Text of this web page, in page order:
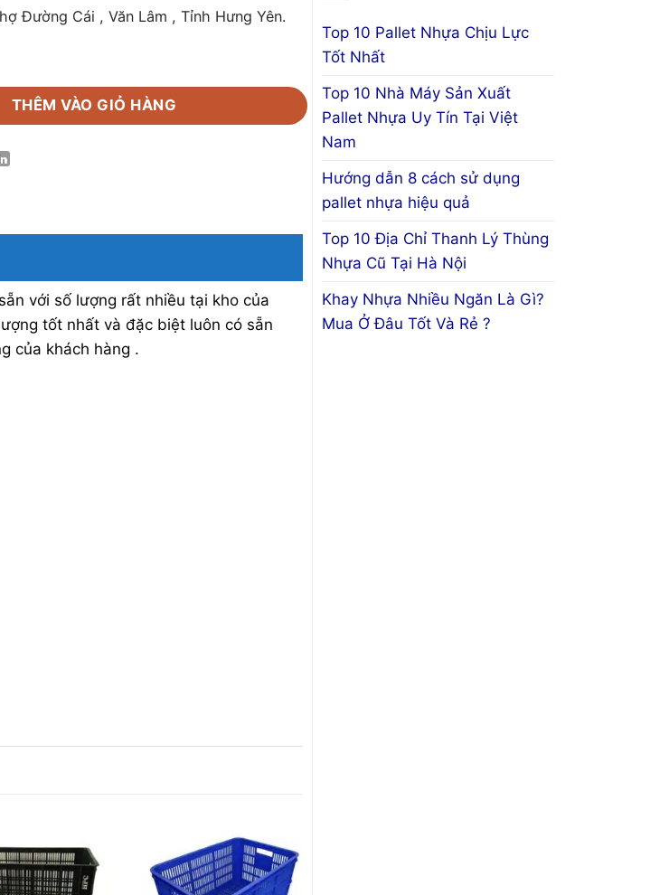
Top 10 Pallet Nhựa Chịu Lực
Tốt Nhất
Top 10 Nhà Máy Sản Xuất
Pallet Nhựa Uy Tín Tại Việt
Nam
Hướng dẫn 8 cách sử dụng
pallet nhựa hiệu quả
Top 10 Địa Chỉ Thanh Lý Thùng
Nhựa Cũ Tại Hà Nội
Khay Nhựa Nhiều Ngăn Là Gì?
Mua Ở Đâu Tốt Và Rẻ ?
Đường Cái , Văn Lâm , Tỉnh Hưng Yên.
x 420 x 190mm số lượng
THÊM VÀO GIỎ HÀNG
với số lượng rất nhiều tại kho của
tốt nhất và đặc biệt luôn có sẵn
của khách hàng .